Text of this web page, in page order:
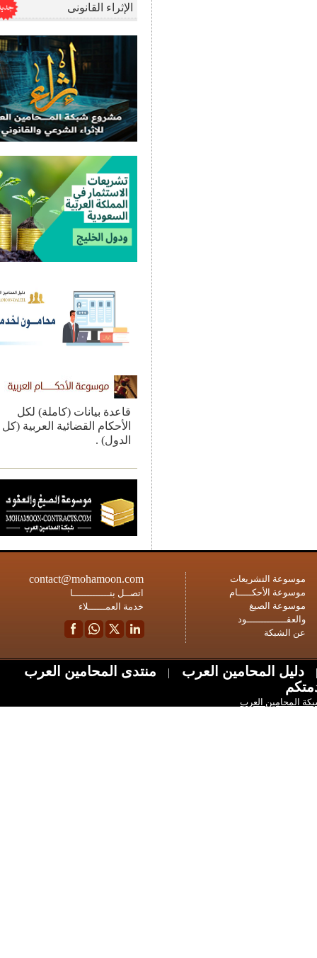
الإثراء القانونى
قاعدة بيانات (كاملة) لكل
الأحكام القضائية العربية (كل
الدول) .
التشريعات
الأحكـــــام
الصيغ
contact@mohamoon.com
اتصــل بنـــــــــــــا
خدمة العمــــــلاء
المحامين العرب |
منتدى المحامين العرب
العرب